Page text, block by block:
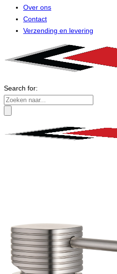
Over ons
Contact
Verzending en levering
Search for: